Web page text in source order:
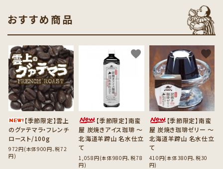
おすすめ商品
【季節限定】雲上
のグァテマラ・フレンチ
ロースト/100g
972円(本体900円、税72
円)
favorite
【季節限定】南蛮
屋 炭焼きアイス珈琲 ～
北海道羊蹄山 名水仕立
て
1,058円(本体980円、税78
円)
favorite
【季節限定】南蛮
屋 炭焼き珈琲ゼリー ～
北海道羊蹄山 名水仕立
て
410円(本体380円、税30
円)
favorite